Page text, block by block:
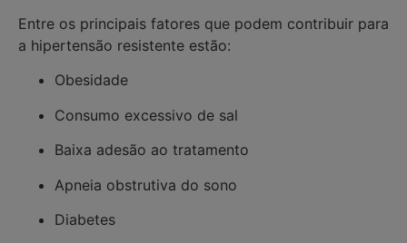
Entre os principais fatores que podem contribuir para
a hipertensão resistente estão:
Obesidade
Consumo excessivo de sal
Baixa adesão ao tratamento
Apneia obstrutiva do sono
Diabetes